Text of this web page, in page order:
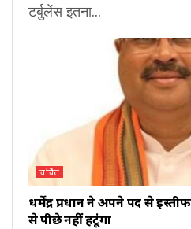
टर्बुलेंस इतना...
चर्चित
धर्मेंद्र प्रधान ने अपने पद से
से पीछे नहीं हटूंगा